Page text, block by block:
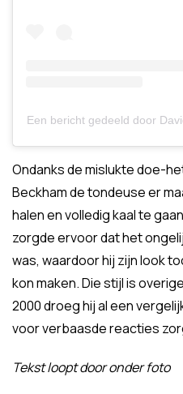
Een bericht gedeeld door
Ondanks de mislukte doe-
Beckham de tondeuse er
halen en volledig kaal te
zorgde ervoor dat het
was, waardoor hij zijn look
kon maken. Die stijl is
2000 droeg hij al een
voor verbaasde reacties
Tekst loopt door onder foto